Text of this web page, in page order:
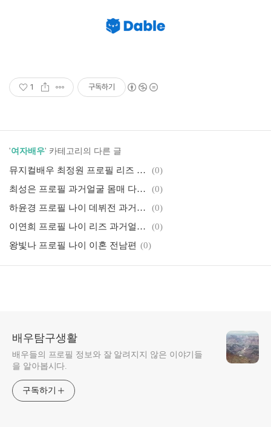
1 구독하기
'여자배우' 카테고리의 다른 글
뮤지컬배우 최정원 프로필 리즈 남편 딸 키
(0)
최성은 프로필 과거얼굴 몸매 다리 작품활동 필모그래피
(0)
하윤경 프로필 나이 데뷔전 과거얼굴
(0)
이연희 프로필 나이 리즈 과거얼굴 몸매 남편 자녀
(0)
왕빛나 프로필 나이 이혼 전남편 (0)
배우탐구생활
배우들의 프로필 정보와 잘 알려지지 않은 이야기들
을 알아봅시다.
구독하기